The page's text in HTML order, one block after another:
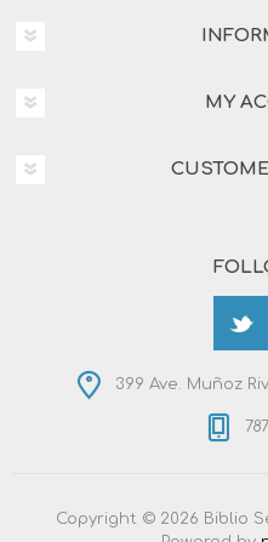
MY
399 Ave. Muñoz
Copyright © 2026 Biblio